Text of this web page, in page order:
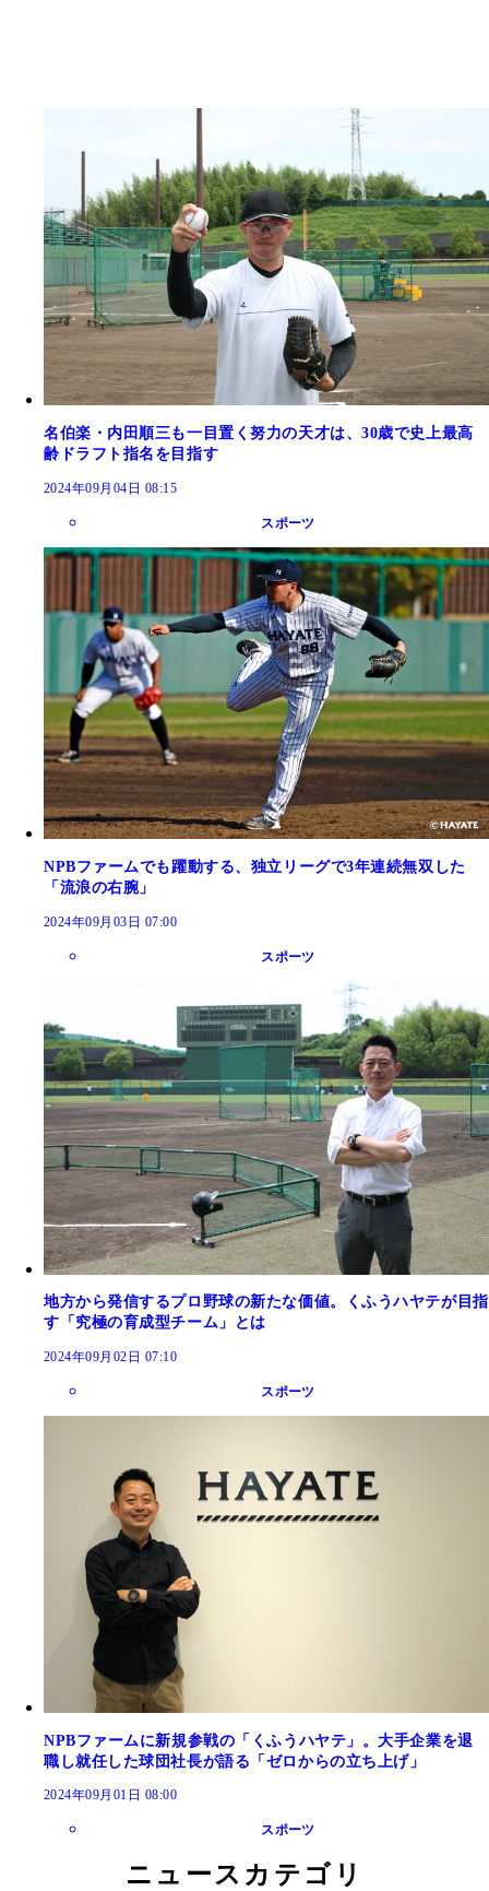
名伯楽・内田順三も一目置く努力の天才は、30歳で史上最高
齢ドラフト指名を目指す
2024年09月04日 08:15
スポーツ
NPBファームでも躍動する、独立リーグで3年連続無双した
「流浪の右腕」
2024年09月03日 07:00
スポーツ
地方から発信するプロ野球の新たな価値。くふうハヤテが目指
す「究極の育成型チーム」とは
2024年09月02日 07:10
スポーツ
NPBファームに新規参戦の「くふうハヤテ」。大手企業を退
職し就任した球団社長が語る「ゼロからの立ち上げ」
2024年09月01日 08:00
スポーツ
ニュースカテゴリ